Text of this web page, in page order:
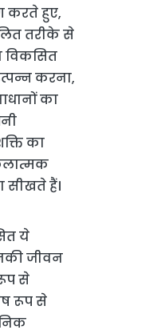
करते हुए,
तरीके से
विकसित
करना,
का
का
सीखते हैं।
ये
जीवन
से
रूप से